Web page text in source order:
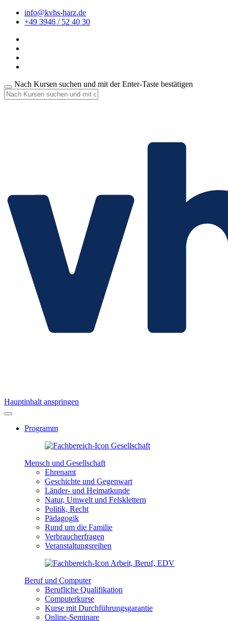
info@kvhs-harz.de
+49 3946 / 52 40 30
Nach Kursen suchen und mit der Enter-Taste bestätigen
Hauptinhalt anspringen
Programm
Mensch und Gesellschaft
Ehrenamt
Geschichte und Gegenwart
Länder- und Heimatkunde
Natur, Umwelt und Felsklettern
Politik, Recht
Pädagogik
Rund um die Familie
Verbraucherfragen
Veranstaltungsreihen
Beruf und Computer
Berufliche Qualifikation
Computerkurse
Kurse mit Durchführungsgarantie
Online-Seminare